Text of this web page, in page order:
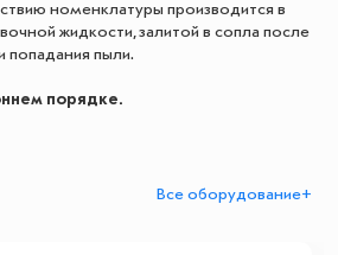
номенклатуры производится в
жидкости, залитой в сопла после
попадания пыли.
порядке.
Все оборудование+